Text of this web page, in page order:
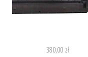
380,00 zł